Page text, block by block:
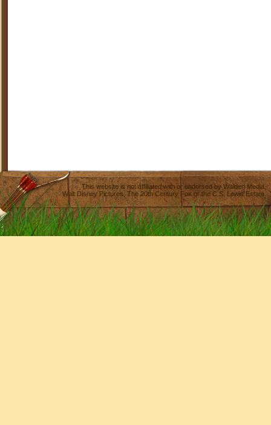
This website is not affiliated with or endorsed byWalden Media
Walt Disney Pictures,The 20th Century Fox or the C.S. Lewis Estate.